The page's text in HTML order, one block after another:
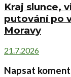
Kraj slunce,
putování po
Moravy
21.7.2026
Napsat